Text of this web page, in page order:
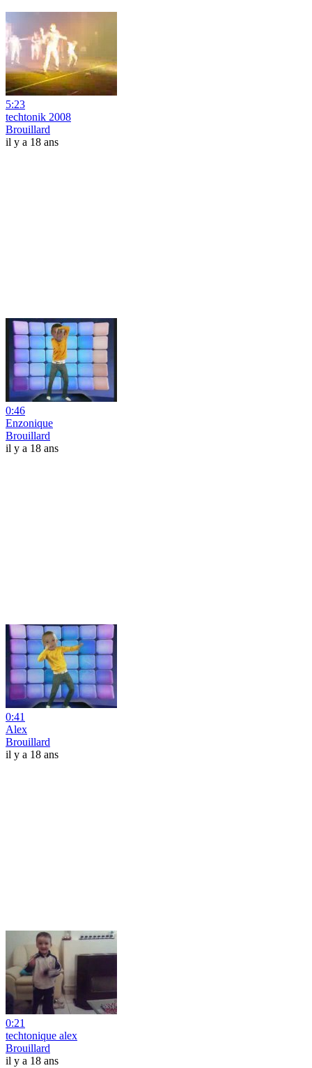
5:23
techtonik 2008
Brouillard
il y a 18 ans
0:46
Enzonique
Brouillard
il y a 18 ans
0:41
Alex
Brouillard
il y a 18 ans
0:21
techtonique alex
Brouillard
il y a 18 ans